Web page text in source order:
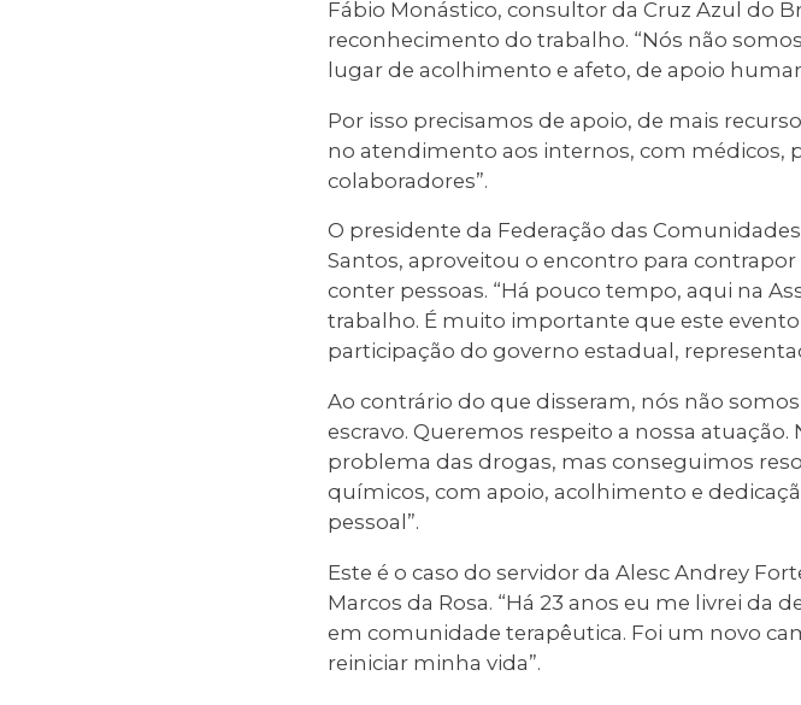
Fábio Monástico, consultor da Cruz Azul do
reconhecimento do trabalho. “Nós não
lugar de acolhimento e afeto, de apoio
Por isso precisamos de apoio, de mais
no atendimento aos internos, com médicos,
colaboradores”.
O presidente da Federação das
Santos, aproveitou o encontro para
conter pessoas. “Há pouco tempo, aqui na
trabalho. É muito importante que este
participação do governo estadual,
Ao contrário do que disseram, nós não
escravo. Queremos respeito a nossa
problema das drogas, mas conseguimos
químicos, com apoio, acolhimento e
pessoal”.
Este é o caso do servidor da Alesc Andrey
Marcos da Rosa. “Há 23 anos eu me livrei
em comunidade terapêutica. Foi um novo
reiniciar minha vida”.